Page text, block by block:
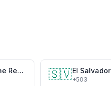
Dominikanische Republik 🇸🇻El Salvador
+503